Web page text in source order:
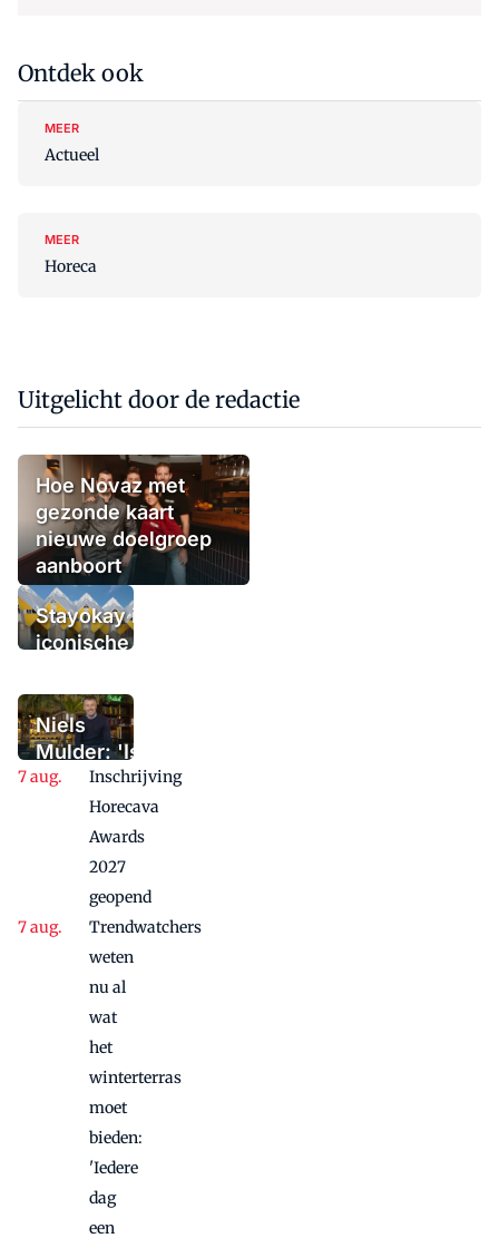
Ontdek ook
MEER
Actueel
MEER
Horeca
Uitgelicht door de redactie
Hoe Novaz met
gezonde kaart
nieuwe doelgroep
aanboort
Stayokay in
iconische
kubuswoningen
geheel
vernieuwd
Niels
Mulder: 'Is
je
buurman
concurrent
toekomst
of is dat
klimaat?'
Inschrijving
Horecava
Awards
2027
geopend
Trendwatchers
weten
nu al
wat
het
winterterras
moet
bieden:
'Iedere
dag
een